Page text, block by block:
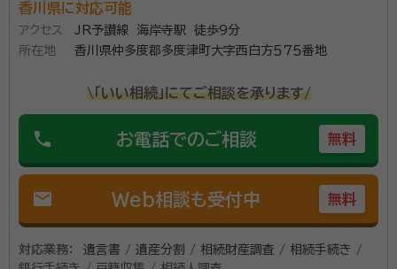
香川県に対応可能
アクセス
JR予讃線 海岸寺駅 徒歩9分
所在地
香川県仲多度郡多度津町大字西白方５７５番地
\「いい相続」にてご相談を承ります/
phone お電話でのご相談 無料
mail Web相談も受付中 無料
対応業務：
遺言書 / 遺産分割 / 相続財産調査 / 相続手続き /